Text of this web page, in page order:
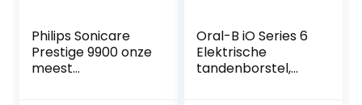
Philips Sonicare
Prestige 9900 onze
meest
Oral-B iO Series 6
Elektrische
tandenborstel,